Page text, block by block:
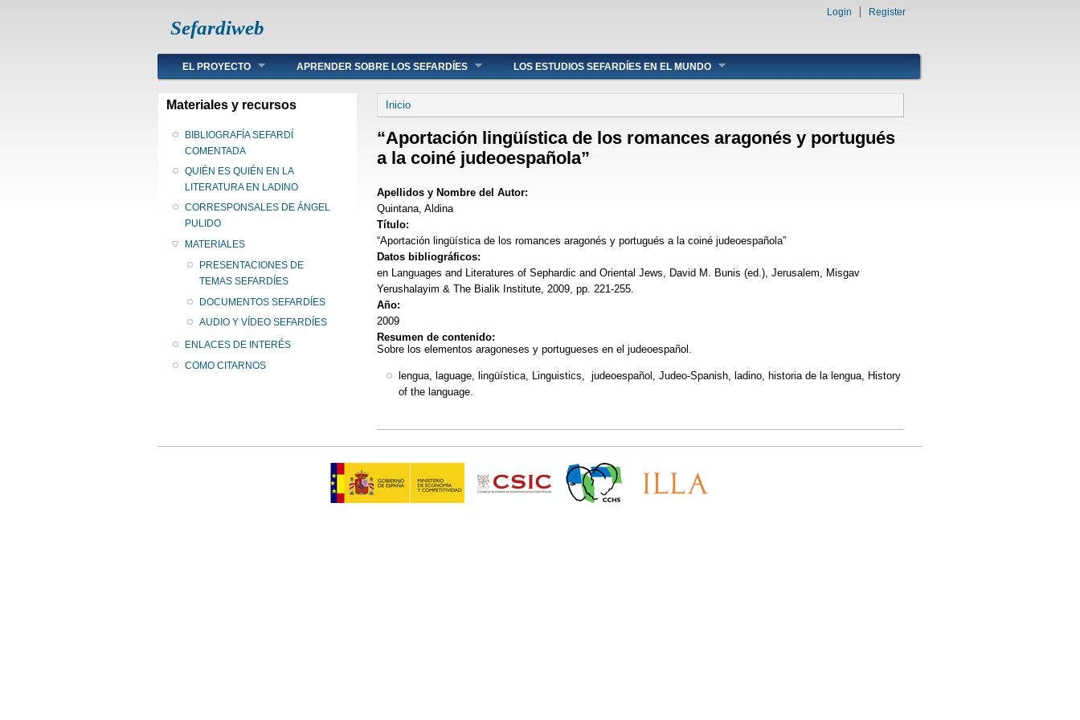
Sefardiweb
Login Register
Main menu
EL PROYECTO APRENDER SOBRE LOS SEFARDÍES LOS ESTUDIOS SEFARDÍES EN EL MUNDO
Materiales y recursos
BIBLIOGRAFÍA SEFARDÍ
COMENTADA
QUIÉN ES QUIÉN EN LA
LITERATURA EN LADINO
CORRESPONSALES DE ÁNGEL
PULIDO
MATERIALES
PRESENTACIONES DE
TEMAS SEFARDÍES
DOCUMENTOS SEFARDÍES
AUDIO Y VÍDEO SEFARDÍES
ENLACES DE INTERÉS
COMO CITARNOS
Se encuentra usted aquí
Inicio
“Aportación lingüística de los romances aragonés y portugués
a la coiné judeoespañola”
Apellidos y Nombre del Autor:
Quintana, Aldina
Título:
“Aportación lingüística de los romances aragonés y portugués a la coiné judeoespañola”
Datos bibliográficos:
en Languages and Literatures of Sephardic and Oriental Jews, David M. Bunis (ed.), Jerusalem, Misgav
Yerushalayim & The Bialik Institute, 2009, pp. 221-255.
Año:
2009
Resumen de contenido:
Sobre los elementos aragoneses y portugueses en el judeoespañol.
lengua, laguage, lingüística, Linguistics, judeoespañol, Judeo-Spanish, ladino, historia de la lengua, History
of the language.